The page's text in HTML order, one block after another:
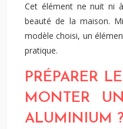
Cet élément ne nuit ni
beauté de la maison.
modèle choisi, un
pratique.
PRÉPARER
MONTER
ALUMINIUM ?